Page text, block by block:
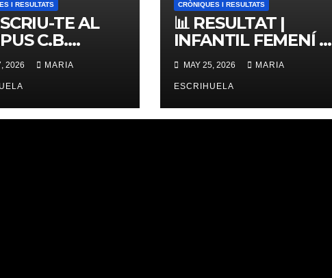
I RESULTATS
TE AL
C.B.
PLACES
2026 MARIA
CRÒNIQUES I RESULTATS
📊 RESULTAT |
INFANTIL FEMENÍ 1ª
ZONAL 📊
MAY 25, 2026 MARIA
ESCRIHUELA